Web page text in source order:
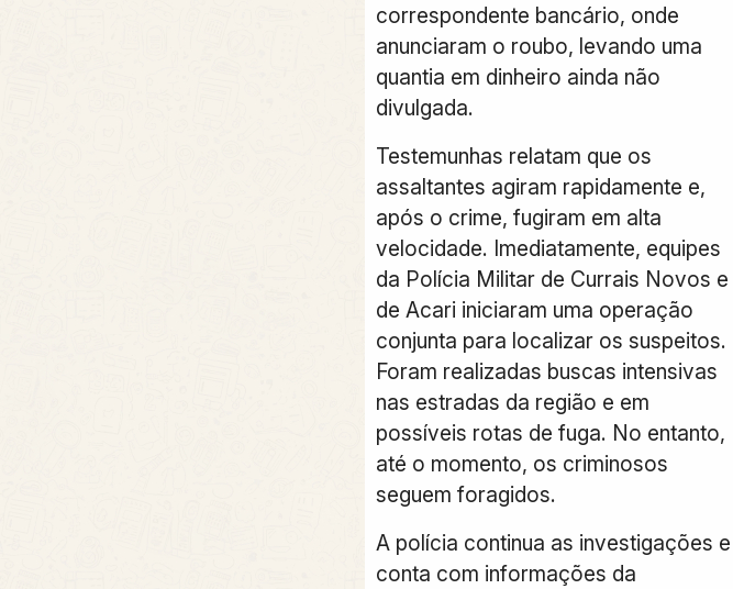
correspondente bancário, onde
anunciaram o roubo, levando uma
quantia em dinheiro ainda não
divulgada.
Testemunhas relatam que os
assaltantes agiram rapidamente e,
após o crime, fugiram em alta
velocidade. Imediatamente, equipes
da Polícia Militar de Currais Novos e
de Acari iniciaram uma operação
conjunta para localizar os suspeitos.
Foram realizadas buscas intensivas
nas estradas da região e em
possíveis rotas de fuga. No entanto,
até o momento, os criminosos
seguem foragidos.
A polícia continua as investigações e
conta com informações da